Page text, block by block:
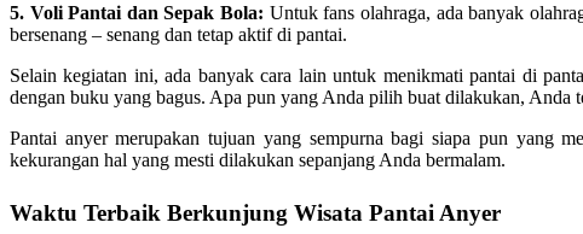
5. Voli Pantai dan Sepak Bola: Untuk fans olahraga, ada banyak
bersenang – senang dan tetap aktif di pantai.
Selain kegiatan ini, ada banyak cara lain untuk menikmati pantai di
dengan buku yang bagus. Apa pun yang Anda pilih buat dilakukan, Anda
Pantai anyer merupakan tujuan yang sempurna bagi siapa pun yang
kekurangan hal yang mesti dilakukan sepanjang Anda bermalam.
Waktu Terbaik Berkunjung Wisata Pantai Anyer